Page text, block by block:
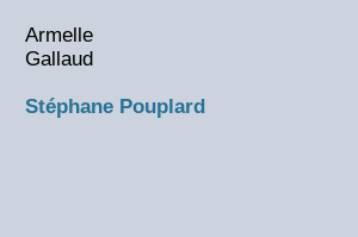
Armelle
Gallaud
Stéphane Pouplard